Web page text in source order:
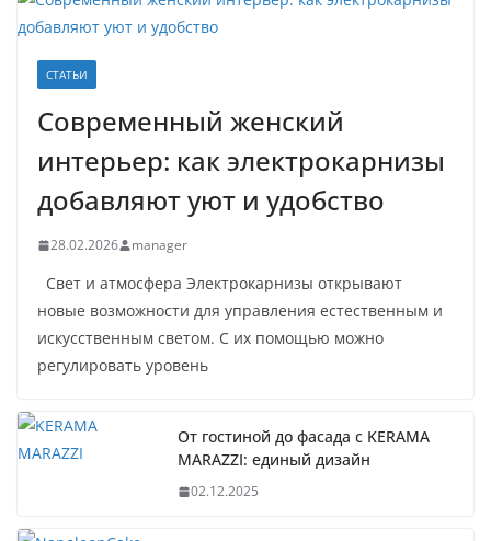
СТАТЬИ
Современный женский
интерьер: как электрокарнизы
добавляют уют и удобство
28.02.2026 manager
Свет и атмосфера Электрокарнизы открывают
новые возможности для управления естественным и
искусственным светом. С их помощью можно
регулировать уровень
От гостиной до фасада с KERAMA
MARAZZI: единый дизайн
02.12.2025